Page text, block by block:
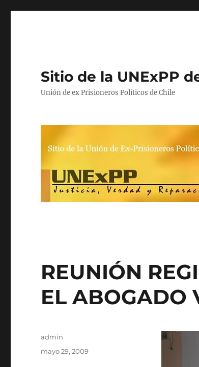
Sitio de la UNExPP
Unión de ex Prisioneros Políticos de Chile
REUNIÓN
EL ABOGADO
Autor
admin
Publicado
mayo 29, 2009